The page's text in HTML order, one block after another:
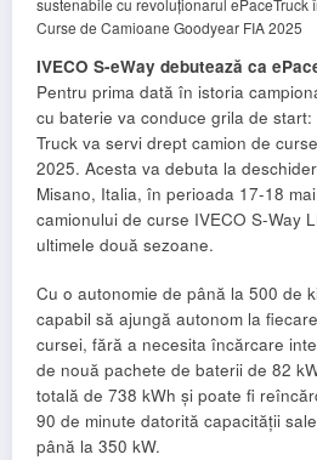
IVECO S-eWay debutează ca
Pentru prima dată în istoria
cu baterie va conduce grila de start:
Truck va servi drept camion de
2025. Acesta va debuta la
Misano, Italia, în perioada 17-18
camionului de curse IVECO S-Way
ultimele două sezoane.
Cu o autonomie de până la 500 de
capabil să ajungă autonom la
cursei, fără a necesita încărcare
de nouă pachete de baterii de 82
totală de 738 kWh și poate fi
90 de minute datorită capacității
până la 350 kW.